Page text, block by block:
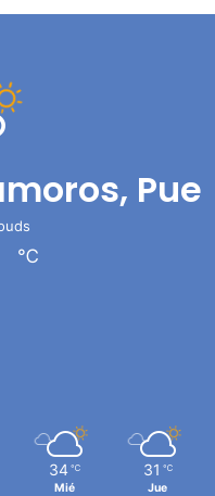
Pue
℃
34 ℃
Mié
31 ℃
Jue